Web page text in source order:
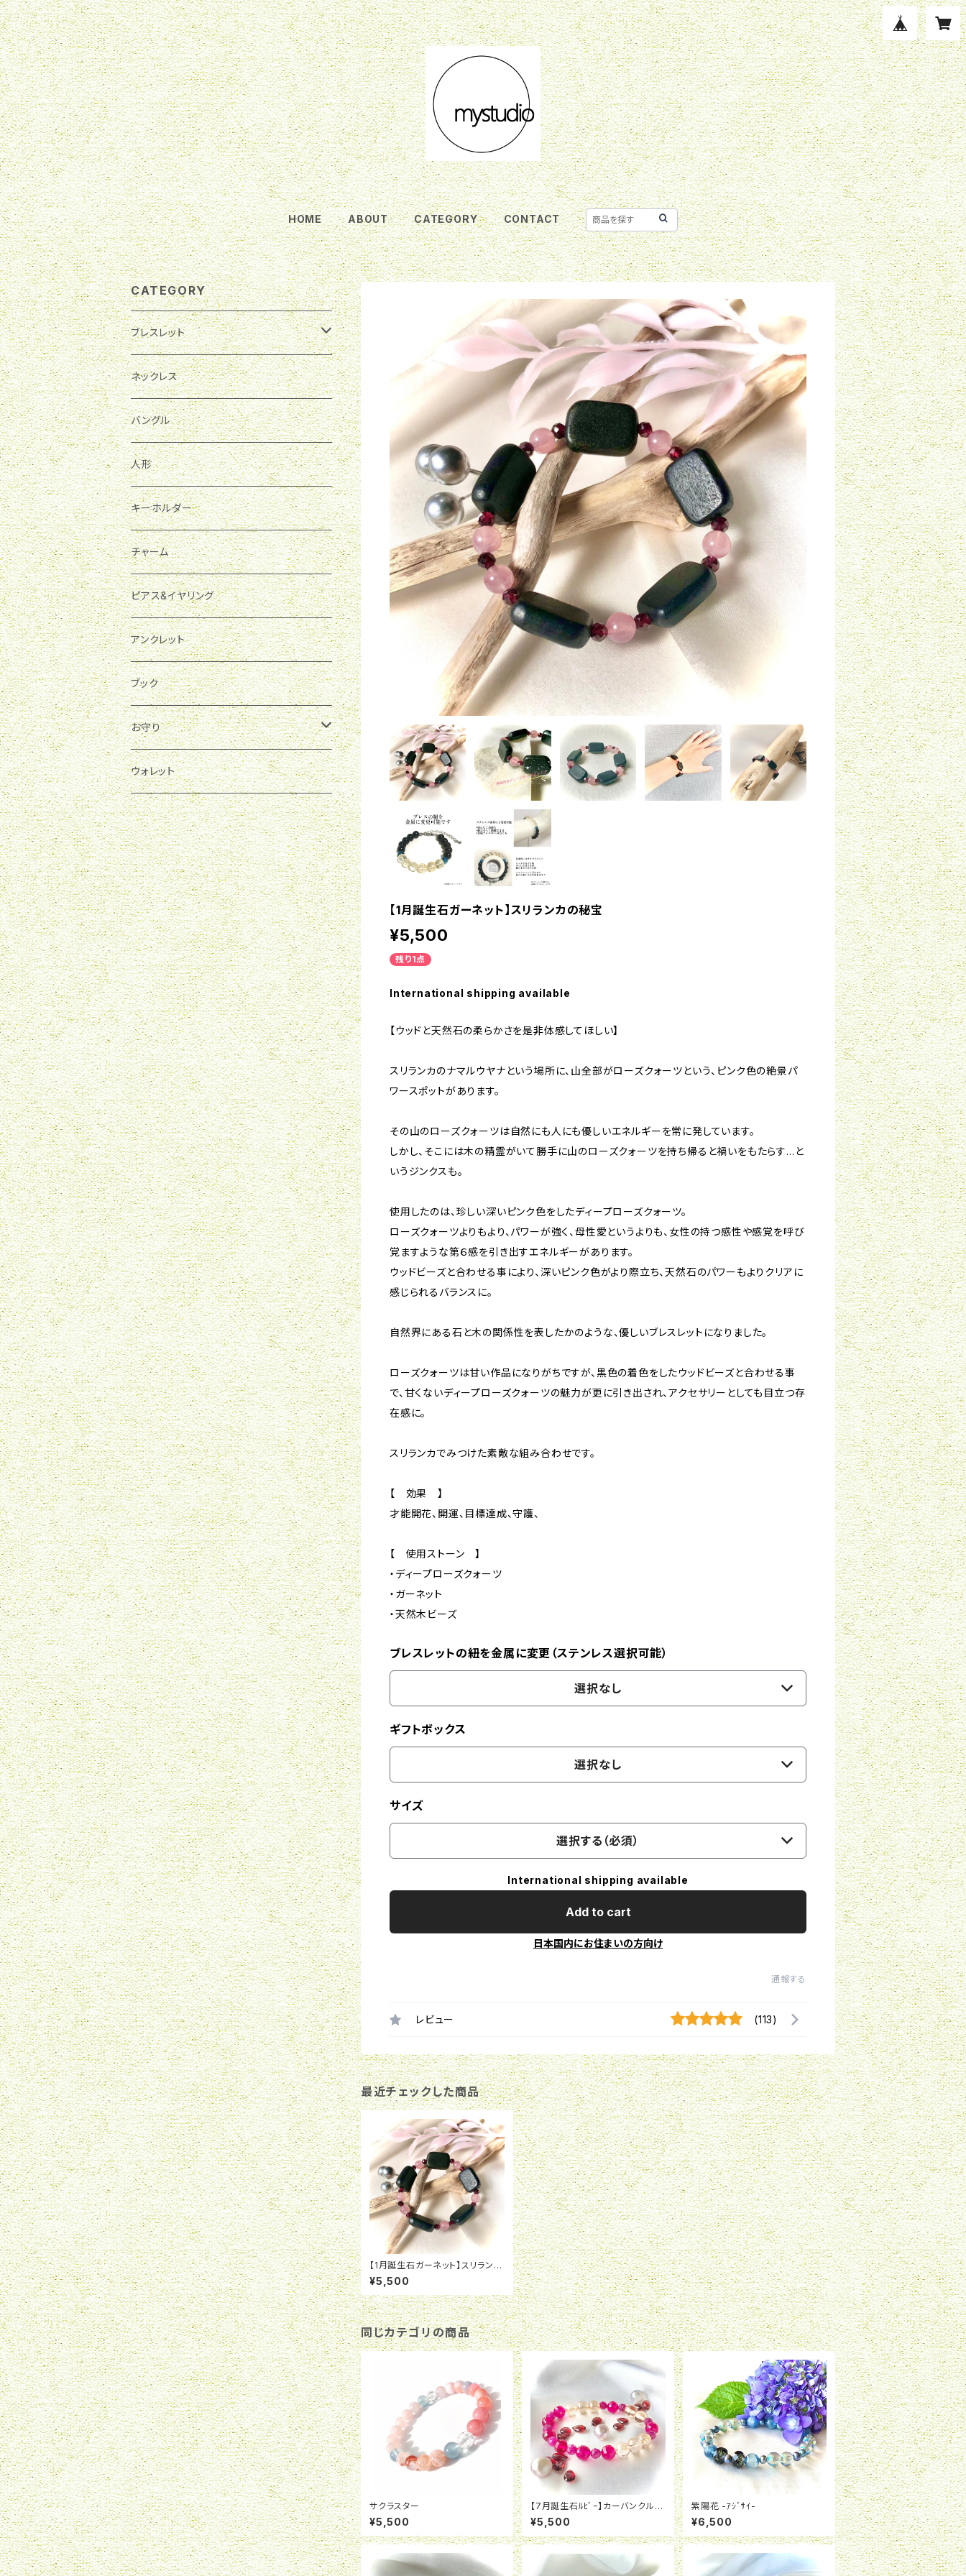
HOME ABOUT CATEGORY CONTACT
【1月誕生石ガーネット】スリランカの秘宝
¥5,500
残り1点
International shipping available
【ウッドと天然石の柔らかさを是非体感してほしい】
スリランカのナマルウヤナという場所に、山全部がローズクォーツという、ピンク色の絶景パ
ワースポットがあります。
その山のローズクォーツは自然にも人にも優しいエネルギーを常に発しています。
しかし、そこには木の精霊がいて勝手に山のローズクォーツを持ち帰ると禍いをもたらす…と
いうジンクスも。
使用したのは、珍しい深いピンク色をしたディープローズクォーツ。
ローズクォーツよりもより、パワーが強く、母性愛というよりも、女性の持つ感性や感覚を呼び
覚ますような第６感を引き出すエネルギーがあります。
ウッドビーズと合わせる事により、深いピンク色がより際立ち、天然石のパワーもよりクリアに
感じられるバランスに。
自然界にある石と木の関係性を表したかのような、優しいブレスレットになりました。
ローズクォーツは甘い作品になりがちですが、黒色の着色をしたウッドビーズと合わせる事
で、甘くないディープローズクォーツの魅力が更に引き出され、アクセサリーとしても目立つ存
在感に。
スリランカでみつけた素敵な組み合わせです。
【 効果 】
才能開花、開運、目標達成、守護、
【 使用ストーン 】
・ディープローズクォーツ
・ガーネット
・天然木ビーズ
ブレスレットの紐を金属に変更（ステンレス選択可能）
選択なし
ギフトボックス
選択なし
サイズ
選択する（必須）
International shipping available
Add to cart
日本国内にお住まいの方向け
通報する
レビュー (113)
最近チェックした商品
【1月誕生石ガーネット】スリランカ
の秘宝
¥5,500
同じカテゴリの商品
サクラスター
¥5,500
【7月誕生石ﾙﾋﾞｰ】カーバンクルの
魔法
¥5,500
紫陽花 -ｱｼﾞｻｲ-
¥6,500
CATEGORY
ブレスレット
ホルダー
パワーストーン
ネックレス
バングル
人形
キーホルダー
チャーム
ピアス&イヤリング
アンクレット
ブック
お守り
育て石
ウォレット